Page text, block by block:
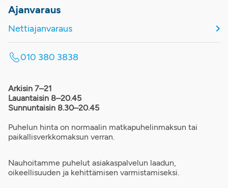
Ajanvaraus
Nettiajanvaraus
010 380 3838
Arkisin 7–21
Lauantaisin 8–20.45
Sunnuntaisin 8.30–20.45
Puhelun hinta on normaalin matkapuhelinmaksun tai
paikallisverkkomaksun verran.
Nauhoitamme puhelut asiakaspalvelun laadun,
oikeellisuuden ja kehittämisen varmistamiseksi.